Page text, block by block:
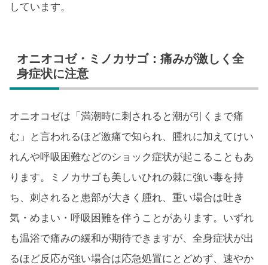
しています。
オニオコゼ・ミノカサゴ：痛みが激しく全
身症状に注意
オニオコゼは「満潮時に刺されると潮が引くまで痛
む」と言われるほど激痛で知られ、腫れに加えてけい
れんや呼吸困難などのショック症状が起こることもあ
ります。ミノカサゴも美しいひれの棘に強い毒を持
ち、刺されると患部が大きく腫れ、重い場合は吐き
気・めまい・呼吸困難を伴うことがあります。いずれ
も温浴で痛みの緩和が期待できますが、全身症状が出
るほど反応が強い場合は応急処置にとどめず、速やか